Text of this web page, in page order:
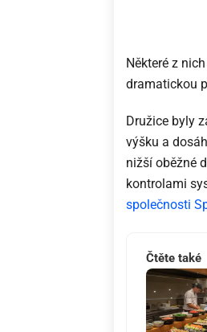
Některé z
dramatickou
Družice byly
výšku a
nižší oběžné
kontrolami
společnosti
Čtěte také